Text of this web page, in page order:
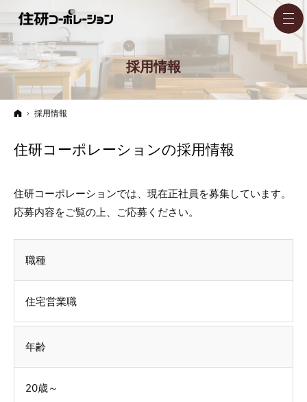
採用情報
ホーム
採用情報
住研コーポレーションの採用情報
住研コーポレーションでは、現在正社員を募集しています。
応募内容をご覧の上、ご応募ください。
職種
住宅営業職
年齢
20歳～